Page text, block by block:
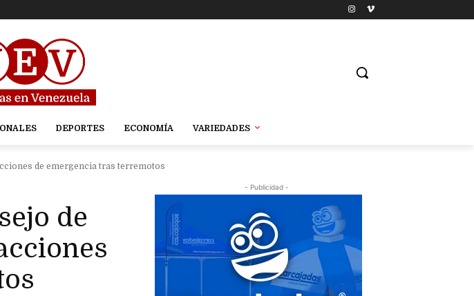
DEPORTES ECONOMÍA VARIEDADES
de emergencia tras terremotos
de
- Publicidad -